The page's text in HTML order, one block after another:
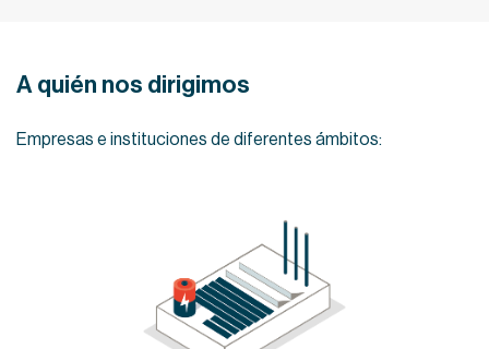
A quién nos dirigimos
Empresas e instituciones de diferentes ámbitos: